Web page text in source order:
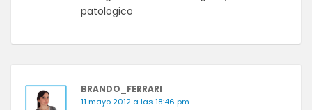
patologico
BRANDO_FERRARI
11 mayo 2012 a las 18:46 pm